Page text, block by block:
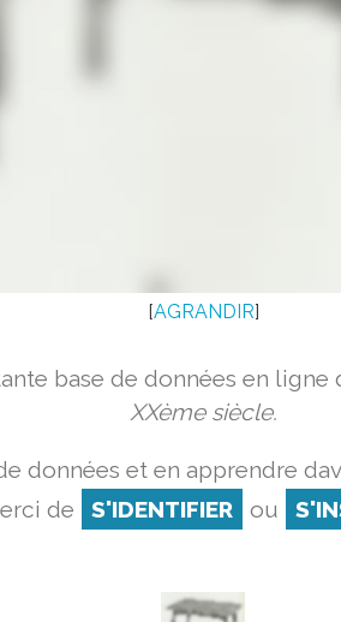
[AGRANDIR]
base de données en ligne
XXème siècle.
données et en apprendre
de
S'IDENTIFIER ou